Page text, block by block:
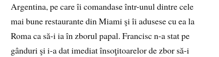
Argentina, pe care îi comandase într-unul dintre cele
mai bune restaurante din Miami şi îi adusese cu ea la
Roma ca să-i ia în zborul papal. Francisc n-a stat pe
gânduri şi i-a dat imediat însoţitoarelor de zbor să-i